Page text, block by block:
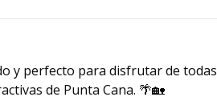
y perfecto para disfrutar de todas
de Punta Cana. 🌴🏡